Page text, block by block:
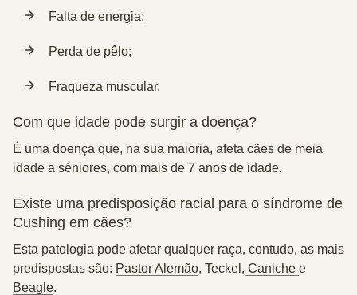
Falta de energia;
Perda de pêlo;
Fraqueza muscular.
Com que idade pode surgir a doença?
É uma doença que, na sua maioria, afeta cães de meia
idade a séniores, com mais de 7 anos de idade.
Existe uma predisposição racial para o síndrome de
Cushing em cães?
Esta patologia pode afetar qualquer raça, contudo, as mais
predispostas são: Pastor Alemão, Teckel , Caniche e
Beagle.